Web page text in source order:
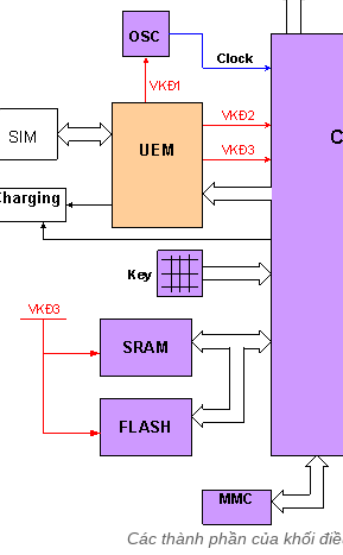
Các thành phần của khối